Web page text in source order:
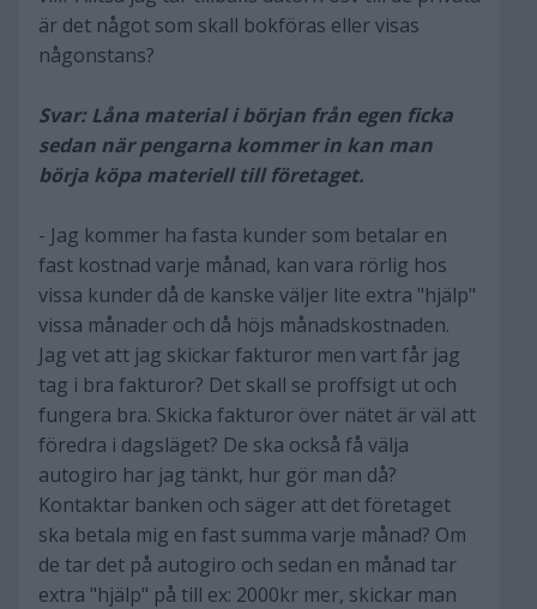
är det något som skall bokföras eller visas
någonstans?
Svar: Låna material i början från egen ficka
sedan när pengarna kommer in kan man
börja köpa materiell till företaget.
- Jag kommer ha fasta kunder som betalar en
fast kostnad varje månad, kan vara rörlig hos
vissa kunder då de kanske väljer lite extra "hjälp"
vissa månader och då höjs månadskostnaden.
Jag vet att jag skickar fakturor men vart får jag
tag i bra fakturor? Det skall se proffsigt ut och
fungera bra. Skicka fakturor över nätet är väl att
föredra i dagsläget? De ska också få välja
autogiro har jag tänkt, hur gör man då?
Kontaktar banken och säger att det företaget
ska betala mig en fast summa varje månad? Om
de tar det på autogiro och sedan en månad tar
extra "hjälp" på till ex: 2000kr mer, skickar man